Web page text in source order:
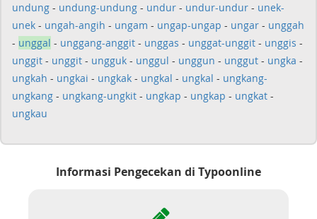
undung - undung-undung - undur - undur-undur - unek-
unek - ungah-angih - ungam - ungap-ungap - ungar - unggah
- unggal - unggang-anggit - unggas - unggat-unggit - unggis -
unggit - unggit - ungguk - unggul - unggun - unggut - ungka -
ungkah - ungkai - ungkak - ungkal - ungkal - ungkang-
ungkang - ungkang-ungkit - ungkap - ungkap - ungkat -
ungkau
Informasi Pengecekan di Typoonline